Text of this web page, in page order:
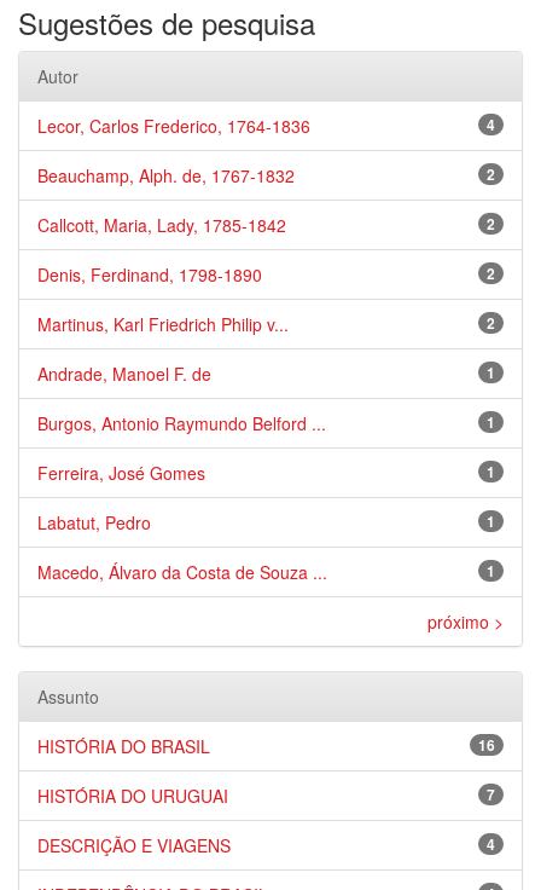
Sugestões de pesquisa
Autor
4
Lecor, Carlos Frederico, 1764-1836
2
Beauchamp, Alph. de, 1767-1832
2
Callcott, Maria, Lady, 1785-1842
2
Denis, Ferdinand, 1798-1890
2
Martinus, Karl Friedrich Philip v...
1
Andrade, Manoel F. de
1
Burgos, Antonio Raymundo Belford ...
1
Ferreira, José Gomes
1
Labatut, Pedro
1
Macedo, Álvaro da Costa de Souza ...
próximo >
Assunto
16
HISTÓRIA DO BRASIL
7
HISTÓRIA DO URUGUAI
4
DESCRIÇÃO E VIAGENS